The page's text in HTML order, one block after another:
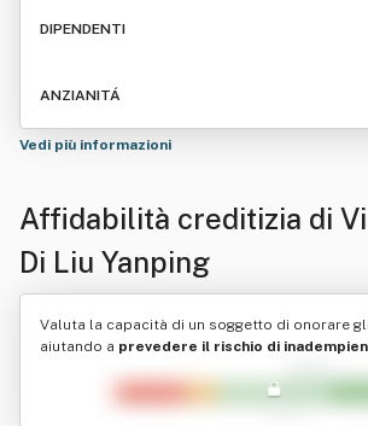
DIPENDENTI
ANZIANITÁ
Vedi più informazioni
Affidabilità creditizia di
Di Liu Yanping
Valuta la capacità di un soggetto di onorare
aiutando a prevedere il rischio di